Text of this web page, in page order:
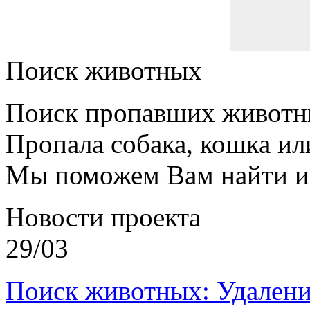
Поиск животных
Поиск пропавших
Пропала собака, кошка
Мы поможем Вам найти
Новости проекта
29/03
Поиск животных: